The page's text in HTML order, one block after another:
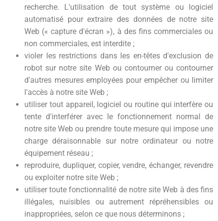
recherche. L'utilisation de tout système ou logiciel
automatisé pour extraire des données de notre site
Web (« capture d'écran »), à des fins commerciales ou
non commerciales, est interdite ;
violer les restrictions dans les en-têtes d'exclusion de
robot sur notre site Web ou contourner ou contourner
d'autres mesures employées pour empêcher ou limiter
l'accès à notre site Web ;
utiliser tout appareil, logiciel ou routine qui interfère ou
tente d'interférer avec le fonctionnement normal de
notre site Web ou prendre toute mesure qui impose une
charge déraisonnable sur notre ordinateur ou notre
équipement réseau ;
reproduire, dupliquer, copier, vendre, échanger, revendre
ou exploiter notre site Web ;
utiliser toute fonctionnalité de notre site Web à des fins
illégales, nuisibles ou autrement répréhensibles ou
inappropriées, selon ce que nous déterminons ;